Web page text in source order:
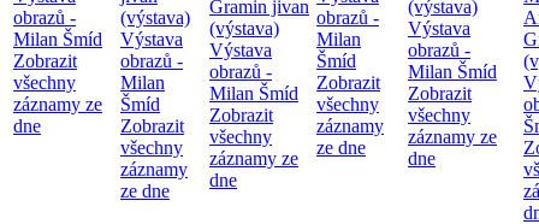
obrazů -
Milan Šmíd
Zobrazit
všechny
záznamy ze
dne
(výstava)
Výstava
obrazů -
Milan
Šmíd
Zobrazit
všechny
záznamy
ze dne
Gramin jivan
(výstava)
Výstava
obrazů -
Milan Šmíd
Zobrazit
všechny
záznamy ze
dne
obrazů -
Milan
Šmíd
Zobrazit
všechny
záznamy
ze dne
(výstava)
Výstava
obrazů -
Milan Šmíd
Zobrazit
všechny
záznamy ze
dne